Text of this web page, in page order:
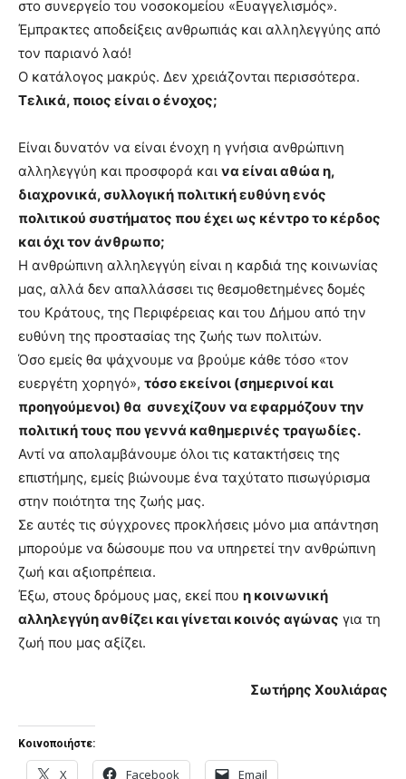
στο συνεργείο του νοσοκομείου «Ευαγγελισμός».
Έμπρακτες αποδείξεις ανθρωπιάς και αλληλεγγύης από
τον παριανό λαό!
Ο κατάλογος μακρύς. Δεν χρειάζονται περισσότερα.
Τελικά, ποιος είναι ο ένοχος;
Είναι δυνατόν να είναι ένοχη η γνήσια ανθρώπινη
αλληλεγγύη και προσφορά και να είναι αθώα η,
διαχρονικά, συλλογική πολιτική ευθύνη ενός
πολιτικού συστήματος που έχει ως κέντρο το κέρδος
και όχι τον άνθρωπο;
Η ανθρώπινη αλληλεγγύη είναι η καρδιά της κοινωνίας
μας, αλλά δεν απαλλάσσει τις θεσμοθετημένες δομές
του Κράτους, της Περιφέρειας και του Δήμου από την
ευθύνη της προστασίας της ζωής των πολιτών.
Όσο εμείς θα ψάχνουμε να βρούμε κάθε τόσο «τον
ευεργέτη χορηγό», τόσο εκείνοι (σημερινοί και
προηγούμενοι) θα συνεχίζουν να εφαρμόζουν την
πολιτική τους που γεννά καθημερινές τραγωδίες.
Αντί να απολαμβάνουμε όλοι τις κατακτήσεις της
επιστήμης, εμείς βιώνουμε ένα ταχύτατο πισωγύρισμα
στην ποιότητα της ζωής μας.
Σε αυτές τις σύγχρονες προκλήσεις μόνο μια απάντηση
μπορούμε να δώσουμε που να υπηρετεί την ανθρώπινη
ζωή και αξιοπρέπεια.
Έξω, στους δρόμους μας, εκεί που η κοινωνική
αλληλεγγύη ανθίζει και γίνεται κοινός αγώνας για τη
ζωή που μας αξίζει.
Σωτήρης Χουλιάρας
Κοινοποιήστε:
X Facebook Email